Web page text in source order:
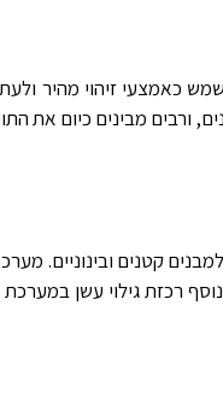
כאמצעי זיהוי מהיר
ורבים מבינים כיום את
קטנים ובינוניים.
רכזת גילוי עשן